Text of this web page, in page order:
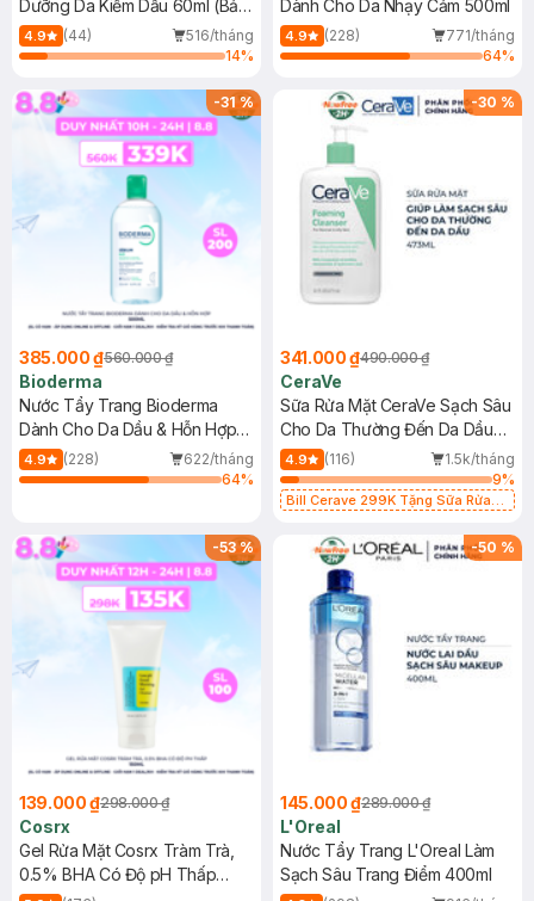
Dưỡng Da Kiềm Dầu 60ml (Bản
Mới)
4.9 (44)
516/tháng
14%
Dành Cho Da Nhạy Cảm 500ml
4.9 (228)
771/tháng
64%
-31%
385.000 ₫560.000 ₫
Bioderma
Nước Tẩy Trang Bioderma
Dành Cho Da Dầu & Hỗn Hợp
500ml
4.9 (228)
622/tháng
64%
-30 %
341.000 ₫490.000 ₫
CeraVe
Sữa Rửa Mặt CeraVe Sạch Sâu
Cho Da Thường Đến Da Dầu
473ml
4.9 (116)
1.5k/tháng
9%
Bill Cerave 299K Tặng Sữa Rửa
-53%
139.000 ₫298.000 ₫
Cosrx
Gel Rửa Mặt Cosrx Tràm Trà,
0.5% BHA Có Độ pH Thấp
-50 %
145.000 ₫289.000 ₫
L'Oreal
Nước Tẩy Trang L'Oreal Làm
Sạch Sâu Trang Điểm 400ml